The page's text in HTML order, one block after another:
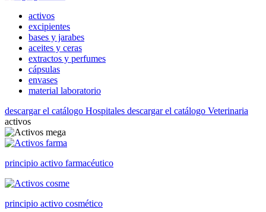
activos
excipientes
bases y jarabes
aceites y ceras
extractos y perfumes
cápsulas
envases
material laboratorio
descargar el catálogo Hospitales descargar el catálogo Veterinaria
activos
principio activo farmacéutico
principio activo cosmético